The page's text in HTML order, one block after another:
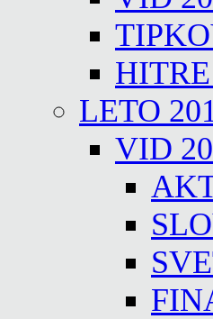
LETO
VID